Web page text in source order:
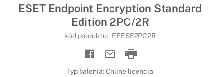
ESET Endpoint Encryption Standard
Edition 2PC/2R
kód produktu: EEESE2PC2R
Typ balenia: Online licencia